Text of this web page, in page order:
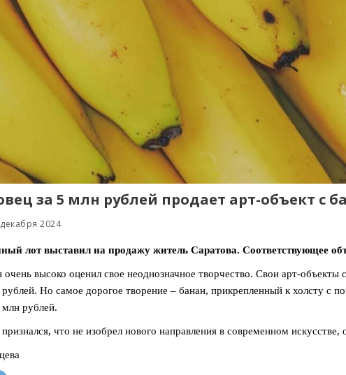
за 5 млн рублей продает арт-объект с
2024
лот выставил на продажу житель Саратова. Соответствующее
высоко оценил свое неоднозначное творчество. Свои арт-объекты
Но самое дорогое творение – банан, прикрепленный к холсту с
рублей.
что не изобрел нового направления в современном